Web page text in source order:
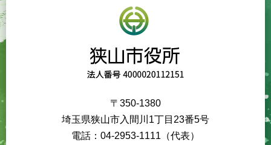
〒350-1380
埼玉県狭山市入間川1丁目23番5号
電話：04-2953-1111（代表）